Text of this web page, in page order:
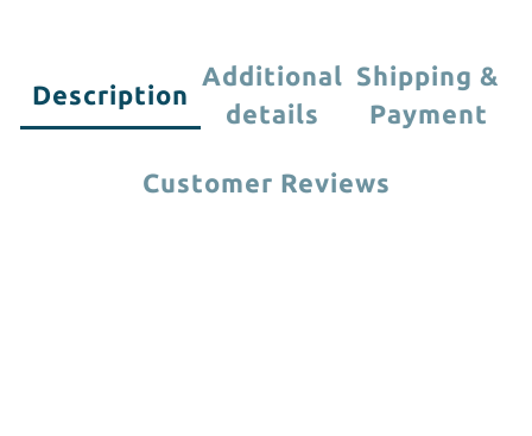
Description
Additional
details
Shipping &
Payment
Customer Reviews